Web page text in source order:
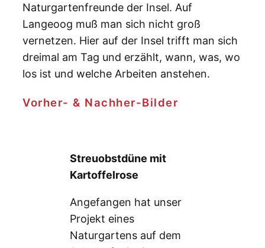
Naturgartenfreunde der Insel. Auf
Langeoog muß man sich nicht groß
vernetzen. Hier auf der Insel trifft man sich
dreimal am Tag und erzählt, wann, was, wo
los ist und welche Arbeiten anstehen.
Vorher- & Nachher-Bilder
Streuobstdüne mit
Kartoffelrose
Angefangen hat unser
Projekt eines
Naturgartens auf dem